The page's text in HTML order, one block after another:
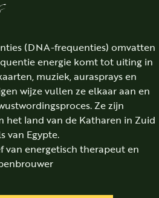
(DNA-frequenties) omvatten
energie komt tot uiting in
muziek, aurasprays en
wijze vullen ze elkaar aan en
Ze zijn
het land van de Katharen in Zuid
van Egypte.
van energetisch therapeut en